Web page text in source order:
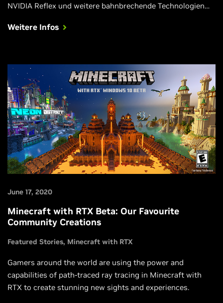
NVIDIA Reflex und weitere bahnbrechende Technologien
deines Erlebnisses in Fortnite, Call of Duty: Black Ops Cold
Weitere Infos
June 17, 2020
Minecraft with RTX Beta: Our Favourite
Community Creations
Featured Stories Minecraft with RTX
Gamers around the world are using the power and
capabilities of path-traced ray tracing in Minecraft with
RTX to create stunning new sights and experiences.